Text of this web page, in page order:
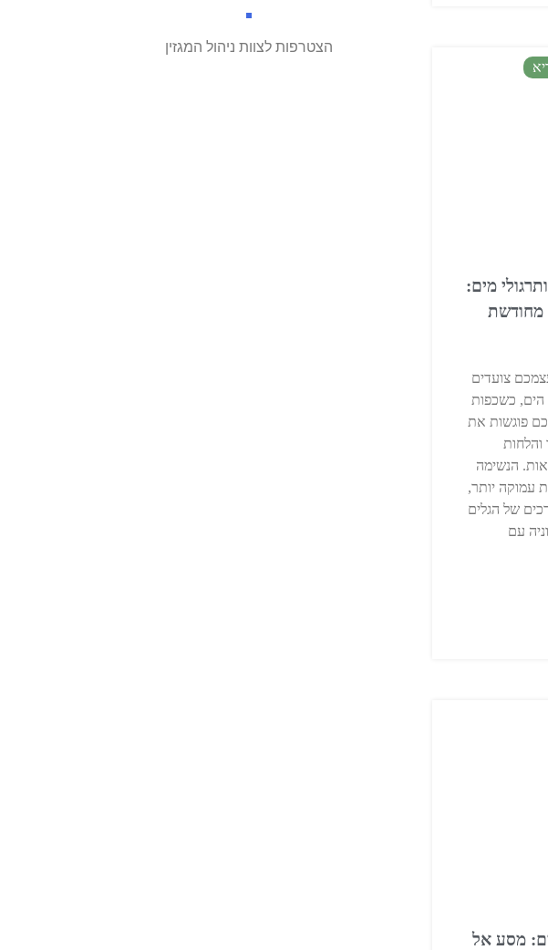
מים:
מחודשת
צועדים
הים, כשכפות
פוגשות את
והלחות
הנשימה
עמוקה יותר,
של הגלים
עם
מסע אל
הצטרפות לצוות ניהול המגזין